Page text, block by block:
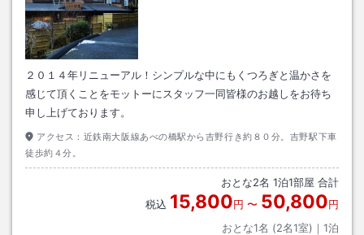
２０１４年リニューアル！シンプルな中にもくつろぎと温かさを
感じて頂くことをモットーにスタッフ一同皆様のお越しをお待ち
申し上げております。
アクセス： 近鉄南大阪線あべの橋駅から吉野行き約８０分。吉野駅下車
徒歩約４分。
おとな2名 1泊1部屋 合計
税込 15,800円 〜 50,800円
おとな1名 (2名1室)｜ 1泊